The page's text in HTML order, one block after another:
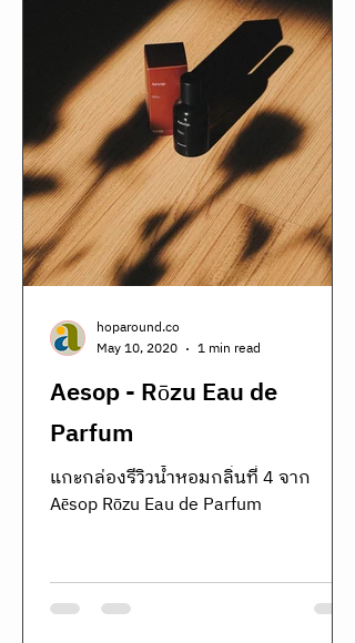
Aesop - Rōzu Eau de
Parfum
แกะกล่องรีวิวน้ำหอมกลิ่นที่ 4 จาก
Aēsop Rōzu Eau de Parfum
hoparound.co
May 10, 2020
1 min read